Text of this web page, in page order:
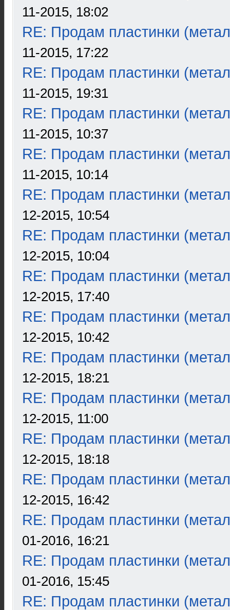
11-2015, 18:02
RE: Продам пластинки
11-2015, 17:22
RE: Продам пластинки
11-2015, 19:31
RE: Продам пластинки
11-2015, 10:37
RE: Продам пластинки
11-2015, 10:14
RE: Продам пластинки
12-2015, 10:54
RE: Продам пластинки
12-2015, 10:04
RE: Продам пластинки
12-2015, 17:40
RE: Продам пластинки
12-2015, 10:42
RE: Продам пластинки
12-2015, 18:21
RE: Продам пластинки
12-2015, 11:00
RE: Продам пластинки
12-2015, 18:18
RE: Продам пластинки
12-2015, 16:42
RE: Продам пластинки
01-2016, 16:21
RE: Продам пластинки
01-2016, 15:45
RE: Продам пластинки